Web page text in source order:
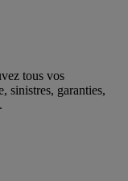
tous vos
sinistres, garanties,